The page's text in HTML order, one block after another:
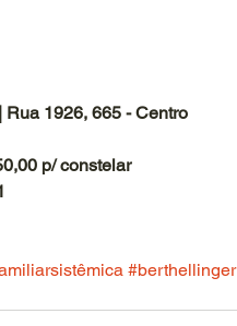
1926, 665 - Centro
p/ constelar
#berthellinger